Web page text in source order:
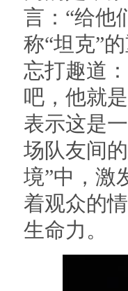
言：“给他
称“坦克”
忘打趣道
吧，他就
表示这是
场队友间
境”中，激
着观众的
生命力。